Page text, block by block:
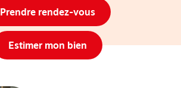
Prendre rendez-vous
Estimer mon bien